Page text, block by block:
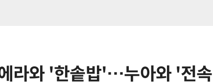
라와 '한솥밥'…누아와 '전속